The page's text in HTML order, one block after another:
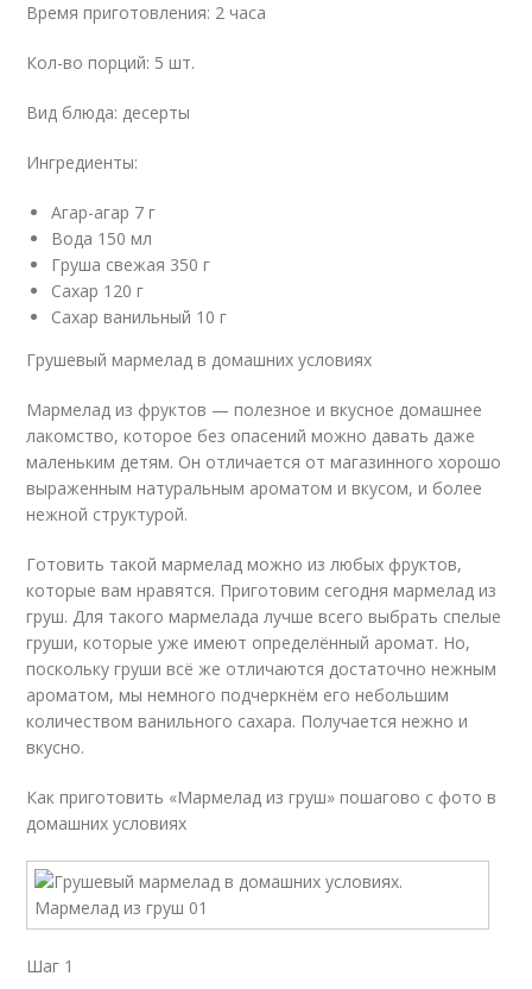
Время приготовления: 2 часа
Кол-во порций: 5 шт.
Вид блюда: десерты
Ингредиенты:
Агар-агар 7 г
Вода 150 мл
Груша свежая 350 г
Сахар 120 г
Сахар ванильный 10 г
Грушевый мармелад в домашних условиях
Мармелад из фруктов — полезное и вкусное домашнее
лакомство, которое без опасений можно давать даже
маленьким детям. Он отличается от магазинного хорошо
выраженным натуральным ароматом и вкусом, и более
нежной структурой.
Готовить такой мармелад можно из любых фруктов,
которые вам нравятся. Приготовим сегодня мармелад из
груш. Для такого мармелада лучше всего выбрать спелые
груши, которые уже имеют определённый аромат. Но,
поскольку груши всё же отличаются достаточно нежным
ароматом, мы немного подчеркнём его небольшим
количеством ванильного сахара. Получается нежно и
вкусно.
Как приготовить «Мармелад из груш» пошагово с фото в
домашних условиях
Шаг 1